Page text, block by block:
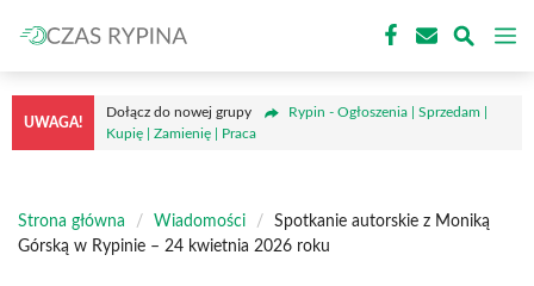
do
treści
UWAGA!
Dołącz do nowej grupy
Rypin - Ogłoszenia | Sprzedam |
Kupię | Zamienię | Praca
Strona główna / Wiadomości /
Spotkanie autorskie z Moniką
Górską w Rypinie – 24 kwietnia 2026 roku